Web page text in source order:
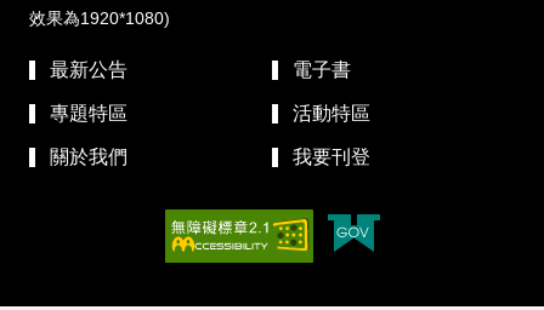
效果為1920*1080)
最新公告 電子書
專題特區 活動特區
關於我們 我要刊登